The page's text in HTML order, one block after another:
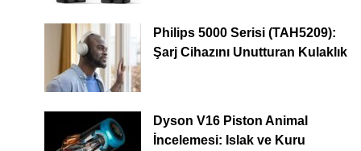
Philips 5000 Serisi (TAH5209):
Şarj Cihazını Unutturan Kulaklık
Dyson V16 Piston Animal
İncelemesi: Islak ve Kuru